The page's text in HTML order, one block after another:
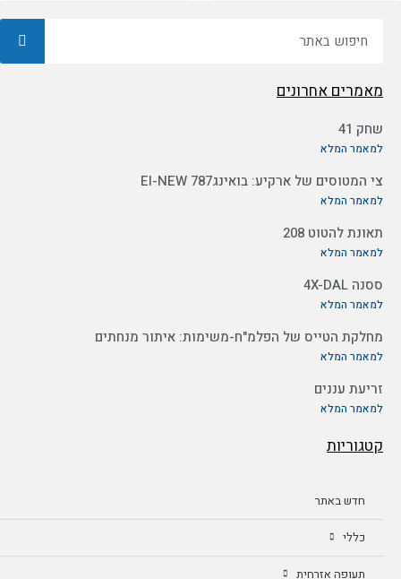
מאמרים אחרונים
שחק 41
למאמר המלא
צי המטוסים של ארקיע: בואינג787 EI-NEW
למאמר המלא
תאונת להטוט 208
למאמר המלא
ססנה 4X-DAL
למאמר המלא
מחלקת הטייס של הפלמ"ח-משימות: איתור מנחתים
למאמר המלא
זריעת עננים
למאמר המלא
קטגוריות
חדש באתר
כללי
תעופה אזרחית